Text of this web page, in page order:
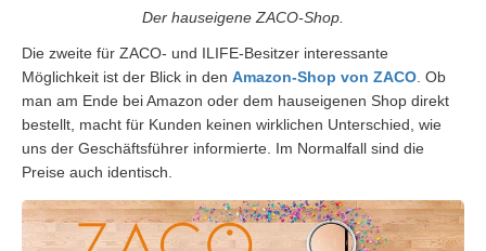
Der hauseigene ZACO-Shop.
Die zweite für ZACO- und ILIFE-Besitzer interessante
Möglichkeit ist der Blick in den Amazon-Shop von ZACO . Ob
man am Ende bei Amazon oder dem hauseigenen Shop direkt
bestellt, macht für Kunden keinen wirklichen Unterschied, wie
uns der Geschäftsführer informierte. Im Normalfall sind die
Preise auch identisch.